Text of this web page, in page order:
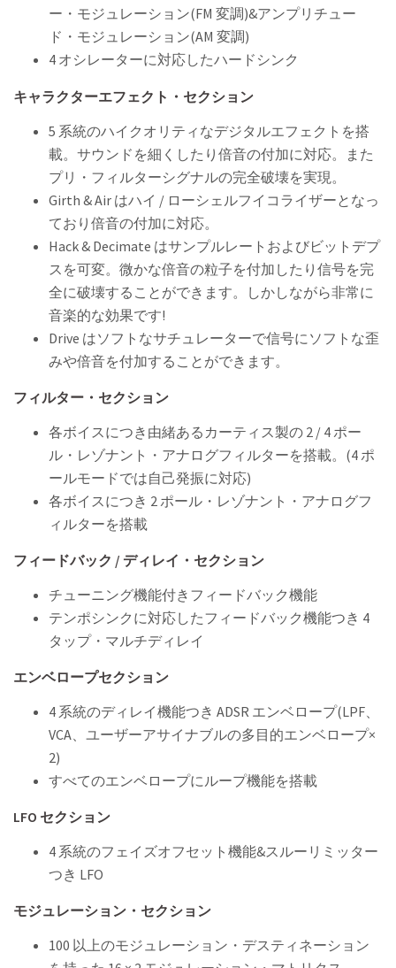
ー・モジュレーション(FM 変調)&アンプリチュー
ド・モジュレーション(AM 変調)
4 オシレーターに対応したハードシンク
キャラクターエフェクト・セクション
5 系統のハイクオリティなデジタルエフェクトを搭
載。サウンドを細くしたり倍音の付加に対応。また
プリ・フィルターシグナルの完全破壊を実現。
Girth & Air はハイ / ローシェルフイコライザーとなっ
ており倍音の付加に対応。
Hack & Decimate はサンプルレートおよびビットデプ
スを可変。微かな倍音の粒子を付加したり信号を完
全に破壊することができます。しかしながら非常に
音楽的な効果です!
Drive はソフトなサチュレーターで信号にソフトな歪
みや倍音を付加することができます。
フィルター・セクション
各ボイスにつき由緒あるカーティス製の 2 / 4 ポー
ル・レゾナント・アナログフィルターを搭載。(4 ポ
ールモードでは自己発振に対応)
各ボイスにつき 2 ポール・レゾナント・アナログフ
ィルターを搭載
フィードバック / ディレイ・セクション
チューニング機能付きフィードバック機能
テンポシンクに対応したフィードバック機能つき 4
タップ・マルチディレイ
エンベロープセクション
4 系統のディレイ機能つき ADSR エンベロープ(LPF、
VCA、ユーザーアサイナブルの多目的エンベロープ×
2)
すべてのエンベロープにループ機能を搭載
LFO セクション
4 系統のフェイズオフセット機能&スルーリミッター
つき LFO
モジュレーション・セクション
100 以上のモジュレーション・デスティネーション